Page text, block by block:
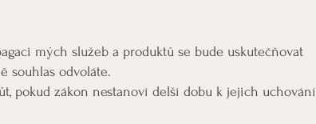
mých služeb a produktů se bude uskutečňovat
souhlas odvoláte.
pokud zákon nestanoví delší dobu k jejich uchování